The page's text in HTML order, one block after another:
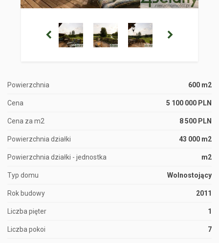
Powierzchnia 600 m2
Cena 5 100 000 PLN
Cena za m2 8 500 PLN
Powierzchnia działki 43 000 m2
Powierzchnia działki - jednostka m2
Typ domu Wolnostojący
Rok budowy 2011
Liczba pięter 1
Liczba pokoi 7